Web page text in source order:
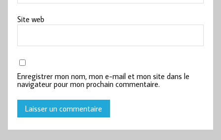
Site web
Enregistrer mon nom, mon e-mail et mon site dans le
navigateur pour mon prochain commentaire.